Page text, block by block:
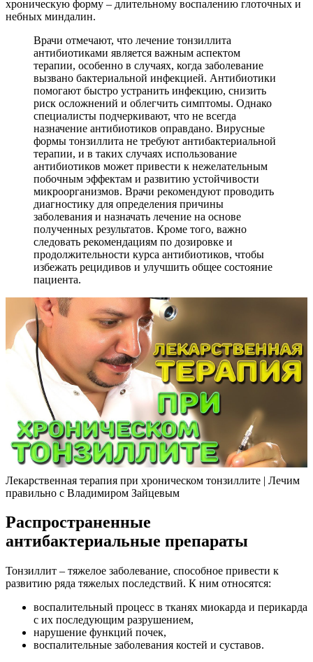
хроническую форму – длительному воспалению глоточных и
небных миндалин.
Врачи отмечают, что лечение тонзиллита
антибиотиками является важным аспектом
терапии, особенно в случаях, когда заболевание
вызвано бактериальной инфекцией. Антибиотики
помогают быстро устранить инфекцию, снизить
риск осложнений и облегчить симптомы. Однако
специалисты подчеркивают, что не всегда
назначение антибиотиков оправдано. Вирусные
формы тонзиллита не требуют антибактериальной
терапии, и в таких случаях использование
антибиотиков может привести к нежелательным
побочным эффектам и развитию устойчивости
микроорганизмов. Врачи рекомендуют проводить
диагностику для определения причины
заболевания и назначать лечение на основе
полученных результатов. Кроме того, важно
следовать рекомендациям по дозировке и
продолжительности курса антибиотиков, чтобы
избежать рецидивов и улучшить общее состояние
пациента.
Лекарственная терапия при хроническом тонзиллите | Лечим
правильно с Владимиром Зайцевым
Распространенные
антибактериальные препараты
Тонзиллит – тяжелое заболевание, способное привести к
развитию ряда тяжелых последствий. К ним относятся:
воспалительный процесс в тканях миокарда и перикарда
с их последующим разрушением,
нарушение функций почек,
воспалительные заболевания костей и суставов.